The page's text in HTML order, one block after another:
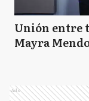
Unión entre
Mayra
Ads